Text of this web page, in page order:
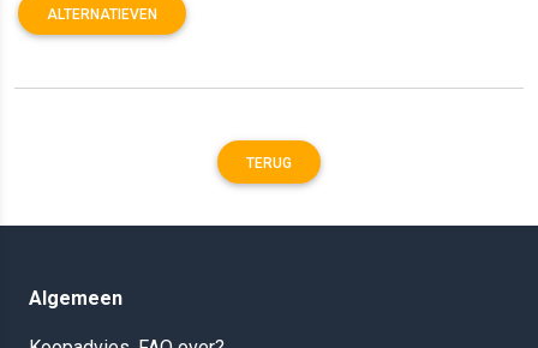
ALTERNATIEVEN
TERUG
Algemeen